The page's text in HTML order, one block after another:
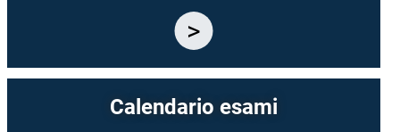
Calendario esami